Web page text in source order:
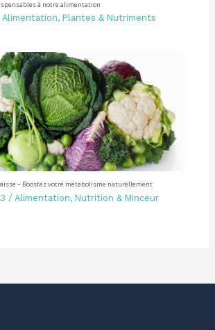
à notre alimentation
Alimentation, Plantes & Nutriments
– Boostez votre métabolisme naturellement
/ Alimentation, Nutrition & Minceur